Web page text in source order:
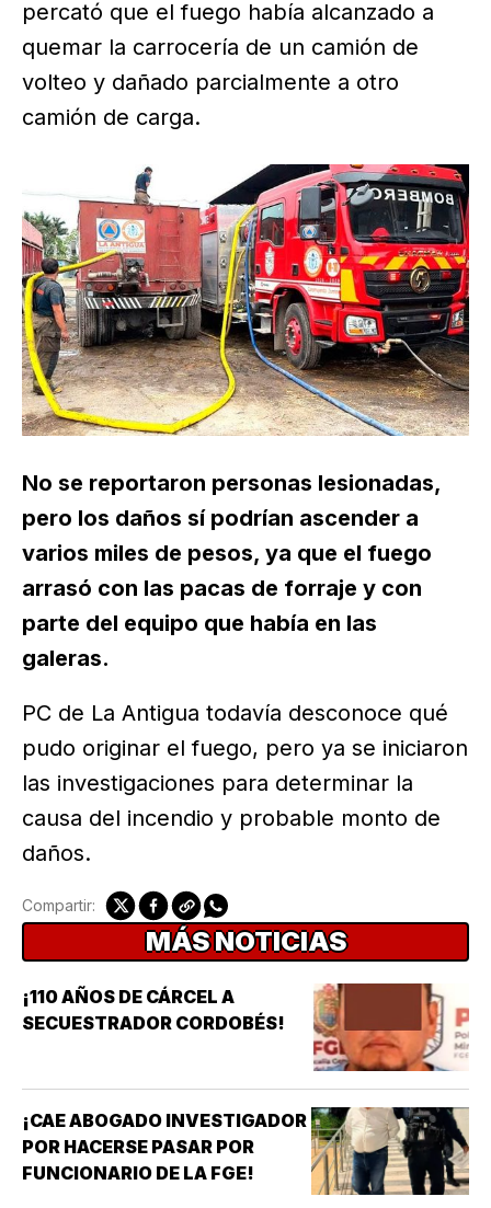
percató que el fuego había alcanzado a
quemar la carrocería de un camión de
volteo y dañado parcialmente a otro
camión de carga.
No se reportaron personas lesionadas,
pero los daños sí podrían ascender a
varios miles de pesos, ya que el fuego
arrasó con las pacas de forraje y con
parte del equipo que había en las
galeras.
PC de La Antigua todavía desconoce qué
pudo originar el fuego, pero ya se iniciaron
las investigaciones para determinar la
causa del incendio y probable monto de
daños.
Compartir:
MÁS NOTICIAS
¡110 AÑOS DE CÁRCEL A
SECUESTRADOR CORDOBÉS!
¡CAE ABOGADO INVESTIGADOR
POR HACERSE PASAR POR
FUNCIONARIO DE LA FGE!